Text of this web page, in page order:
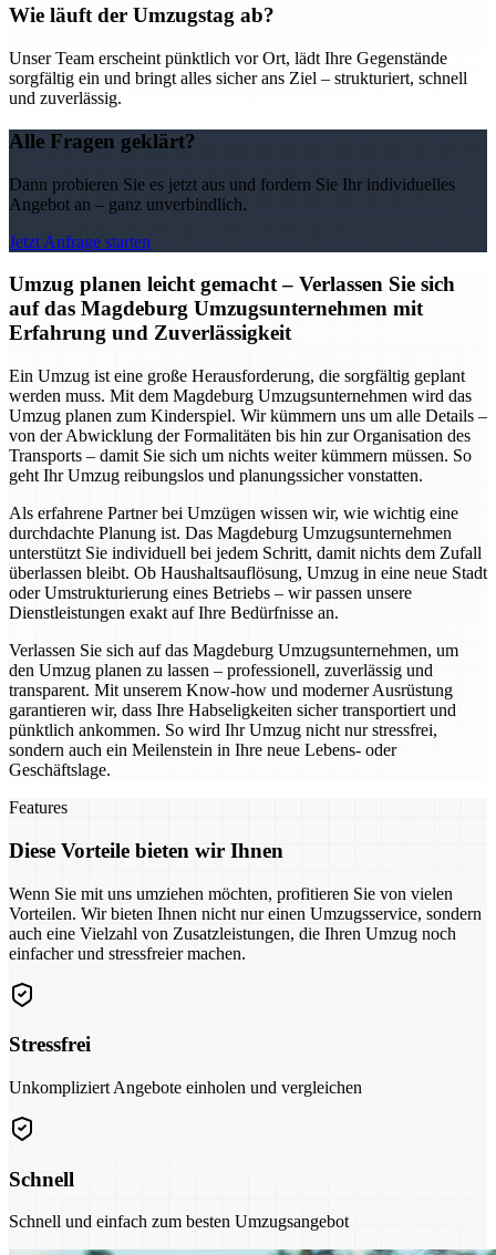
Wie läuft der Umzugstag ab?
Unser Team erscheint pünktlich vor Ort, lädt Ihre Gegenstände
sorgfältig ein und bringt alles sicher ans Ziel – strukturiert, schnell
und zuverlässig.
Alle Fragen geklärt?
Dann probieren Sie es jetzt aus und fordern Sie Ihr individuelles
Angebot an – ganz unverbindlich.
Jetzt Anfrage starten
Umzug planen leicht gemacht – Verlassen Sie sich
auf das Magdeburg Umzugsunternehmen mit
Erfahrung und Zuverlässigkeit
Ein Umzug ist eine große Herausforderung, die sorgfältig geplant
werden muss. Mit dem Magdeburg Umzugsunternehmen wird das
Umzug planen zum Kinderspiel. Wir kümmern uns um alle Details –
von der Abwicklung der Formalitäten bis hin zur Organisation des
Transports – damit Sie sich um nichts weiter kümmern müssen. So
geht Ihr Umzug reibungslos und planungssicher vonstatten.
Als erfahrene Partner bei Umzügen wissen wir, wie wichtig eine
durchdachte Planung ist. Das Magdeburg Umzugsunternehmen
unterstützt Sie individuell bei jedem Schritt, damit nichts dem Zufall
überlassen bleibt. Ob Haushaltsauflösung, Umzug in eine neue Stadt
oder Umstrukturierung eines Betriebs – wir passen unsere
Dienstleistungen exakt auf Ihre Bedürfnisse an.
Verlassen Sie sich auf das Magdeburg Umzugsunternehmen, um
den Umzug planen zu lassen – professionell, zuverlässig und
transparent. Mit unserem Know-how und moderner Ausrüstung
garantieren wir, dass Ihre Habseligkeiten sicher transportiert und
pünktlich ankommen. So wird Ihr Umzug nicht nur stressfrei,
sondern auch ein Meilenstein in Ihre neue Lebens- oder
Geschäftslage.
Features
Diese Vorteile bieten wir Ihnen
Wenn Sie mit uns umziehen möchten, profitieren Sie von vielen
Vorteilen. Wir bieten Ihnen nicht nur einen Umzugsservice, sondern
auch eine Vielzahl von Zusatzleistungen, die Ihren Umzug noch
einfacher und stressfreier machen.
Stressfrei
Unkompliziert Angebote einholen und vergleichen
Schnell
Schnell und einfach zum besten Umzugsangebot